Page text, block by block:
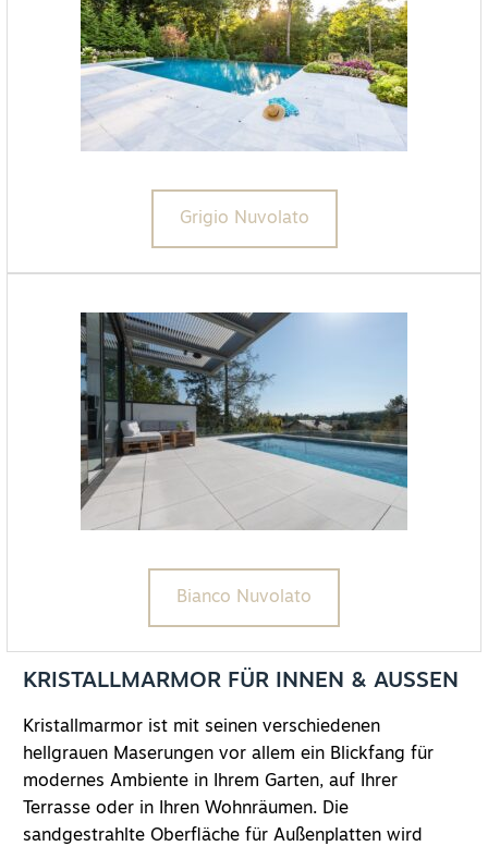
Grigio Nuvolato
Bianco Nuvolato
KRISTALLMARMOR FÜR INNEN & AUSSEN
Kristallmarmor ist mit seinen verschiedenen
hellgrauen Maserungen vor allem ein Blickfang für
modernes Ambiente in Ihrem Garten, auf Ihrer
Terrasse oder in Ihren Wohnräumen. Die
sandgestrahlte Oberfläche für Außenplatten wird